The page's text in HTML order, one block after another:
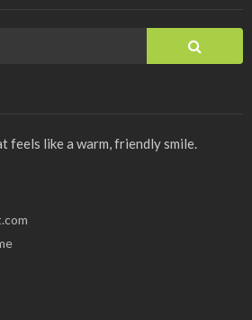
like a warm, friendly smile.